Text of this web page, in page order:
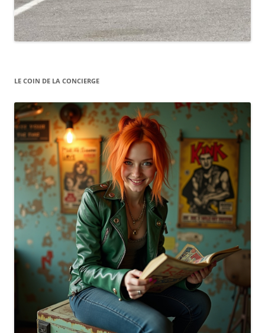
LE COIN DE LA CONCIERGE